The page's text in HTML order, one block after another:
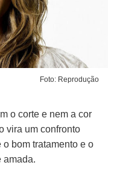
Foto: Reprodução
o corte e nem a cor
vira um confronto
bom tratamento e o
amada.